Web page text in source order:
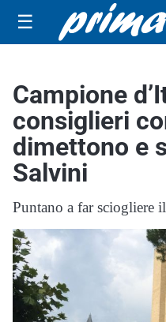
☰
Campione
consiglieri
dimettono e
Salvini
Puntano a far sciogliere